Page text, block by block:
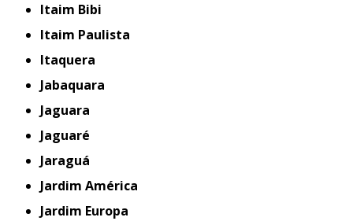
Itaim Bibi
Itaim Paulista
Itaquera
Jabaquara
Jaguara
Jaguaré
Jaraguá
Jardim América
Jardim Europa